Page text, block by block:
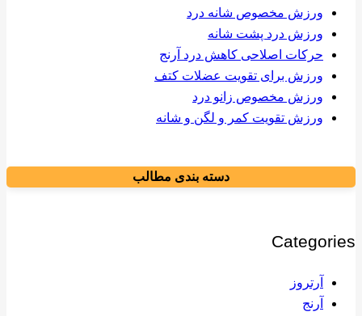
ورزش مخصوص شانه درد
ورزش درد پشت شانه
حرکات اصلاحی کاهش درد آرنج
ورزش برای تقویت عضلات کتف
ورزش مخصوص زانو درد
ورزش تقویت کمر و لگن و شانه
دسته بندی مطالب
Categories
آرتروز
آرنج